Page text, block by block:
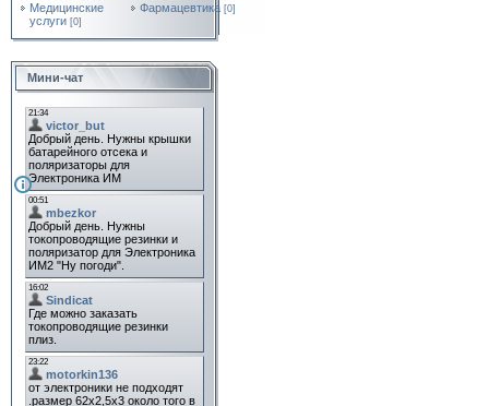
Медицинские
услуги [0]
Фармацевтика [0]
Мини-чат